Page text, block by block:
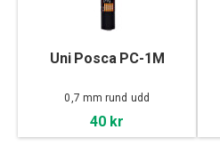
Uni Posca PC-1M
0,7 mm rund udd
40 kr